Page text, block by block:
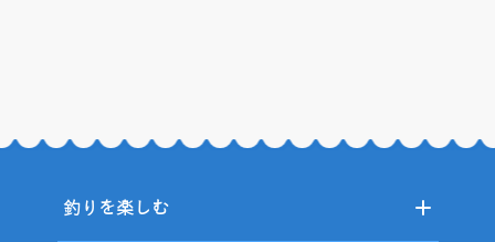
釣りを楽しむ